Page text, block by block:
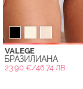
VALEGE
БРАЗИЛИАНА
23.90 €/46.74 ЛВ.